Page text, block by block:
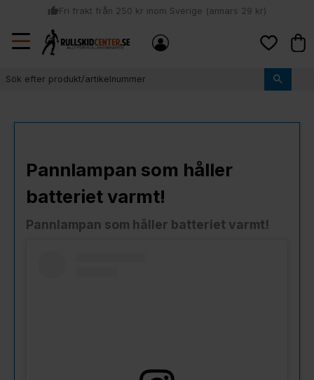
Meny
thumb_upFri frakt från 250 kr inom Sverige (annars 29 kr)
local_shipping
Sommar: Beställ innan kl 11:00 (mån-ons) och vi skickar lagervaror
samma dag
Pannlampan som håller
batteriet varmt!
Pannlampan som håller batteriet varmt!